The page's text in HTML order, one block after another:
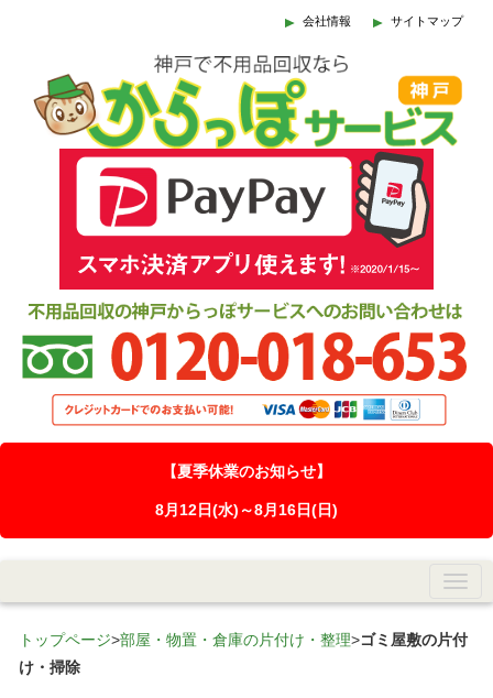
会社情報 サイトマップ
【夏季休業のお知らせ】
8月12日(水)～8月16日(日)
トップページ>部屋・物置・倉庫の片付け・整理>ゴミ屋敷の片付
け・掃除